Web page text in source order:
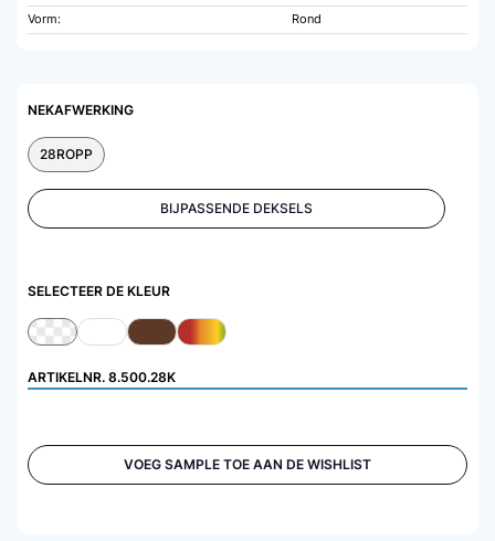
Vorm:
Rond
NEKAFWERKING
28ROPP
BIJPASSENDE DEKSELS
SELECTEER DE KLEUR
ARTIKELNR. 8.500.28K
VOEG SAMPLE TOE AAN DE WISHLIST